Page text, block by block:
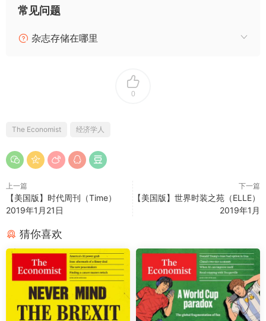
常见问题
杂志存储在哪里
0
The Economist 经济学人
上一篇
【美国版】时代周刊（Time）
2019年1月21日
下一篇
【美国版】世界时装之苑（ELLE）
2019年1月
猜你喜欢